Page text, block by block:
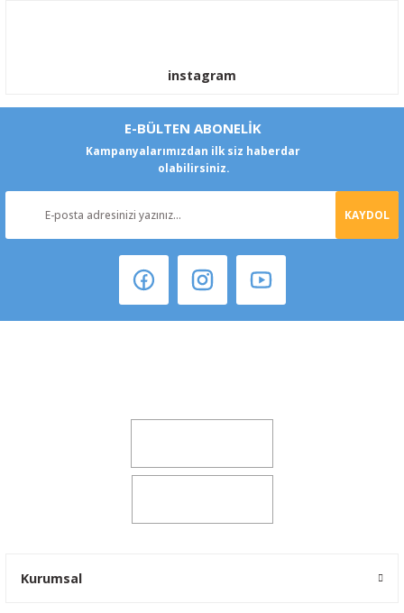
instagram
E-BÜLTEN ABONELİK
Kampanyalarımızdan ilk siz haberdar
olabilirsiniz.
KAYDOL
Kurumsal